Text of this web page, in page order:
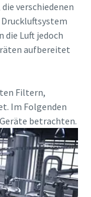
verschiedenen
die Luft jedoch
aufbereitet
Filtern,
Im Folgenden
betrachten.